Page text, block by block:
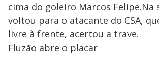
cima do goleiro Marcos Felipe.Na
voltou para o atacante do CSA,
livre à frente, acertou a trave.
Fluzão abre o placar